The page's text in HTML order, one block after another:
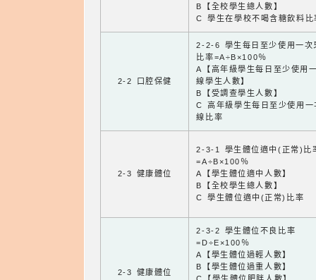
B【全校學生總人數】
C 學生在學校不喝含糖飲料比
2-2 口腔保健
2-2-6 學生每日至少使用一次
比率=A÷B×100％
A【高年級學生每日至少使用
線學生人數】
B【受調查學生人數】
C 高年級學生每日至少使用一
線比率
2-3 健康體位
2-3-1 學生體位適中(正常)比
=A÷B×100％
A【學生體位適中人數】
B【全校學生總人數】
C 學生體位適中(正常)比率
2-3 健康體位
2-3-2 學生體位不良比率
=D÷E×100％
A【學生體位過輕人數】
B【學生體位過重人數】